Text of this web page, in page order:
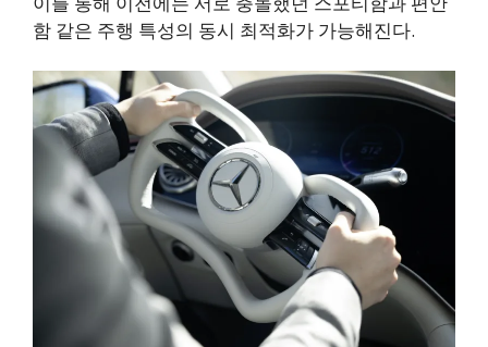
함 같은 주행 특성의 동시 최적화가 가능해진다.